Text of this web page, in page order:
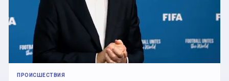
ПРОИСШЕСТВИЯ